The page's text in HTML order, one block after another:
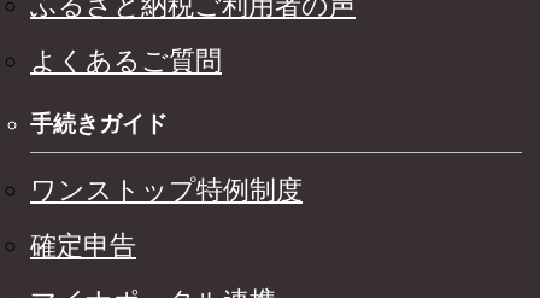
よくあるご質問
手続きガイド
ワンストップ特例制度
確定申告